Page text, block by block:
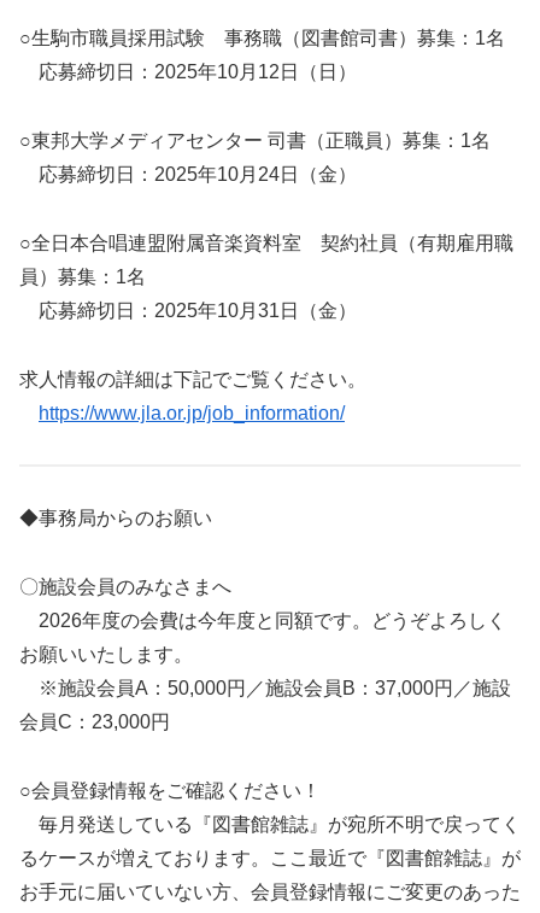
○生駒市職員採用試験 事務職（図書館司書）募集：1名
応募締切日：2025年10月12日（日）
○東邦大学メディアセンター 司書（正職員）募集：1名
応募締切日：2025年10月24日（金）
○全日本合唱連盟附属音楽資料室 契約社員（有期雇用職
員）募集：1名
応募締切日：2025年10月31日（金）
求人情報の詳細は下記でご覧ください。
https://www.jla.or.jp/job_information/
◆事務局からのお願い
〇施設会員のみなさまへ
2026年度の会費は今年度と同額です。どうぞよろしく
お願いいたします。
※施設会員A：50,000円／施設会員B：37,000円／施設
会員C：23,000円
○会員登録情報をご確認ください！
毎月発送している『図書館雑誌』が宛所不明で戻ってく
るケースが増えております。ここ最近で『図書館雑誌』が
お手元に届いていない方、会員登録情報にご変更のあった